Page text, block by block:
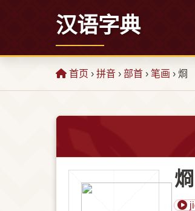
汉语字典
首页 › 拼音 › 部首 › 笔画 › 烱
烱